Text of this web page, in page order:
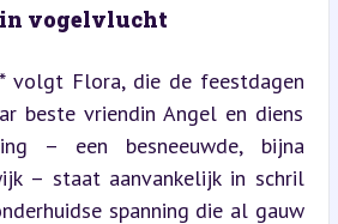
vogelvlucht
volgt Flora, die de feestdagen
beste vriendin Angel en diens
– een besneeuwde, bijna
– staat aanvankelijk in schril
spanning die al gauw